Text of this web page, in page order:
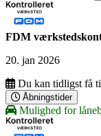
FDM
20. jan 2026
Du kan tidligst få
Åbningstider
Mulighed for